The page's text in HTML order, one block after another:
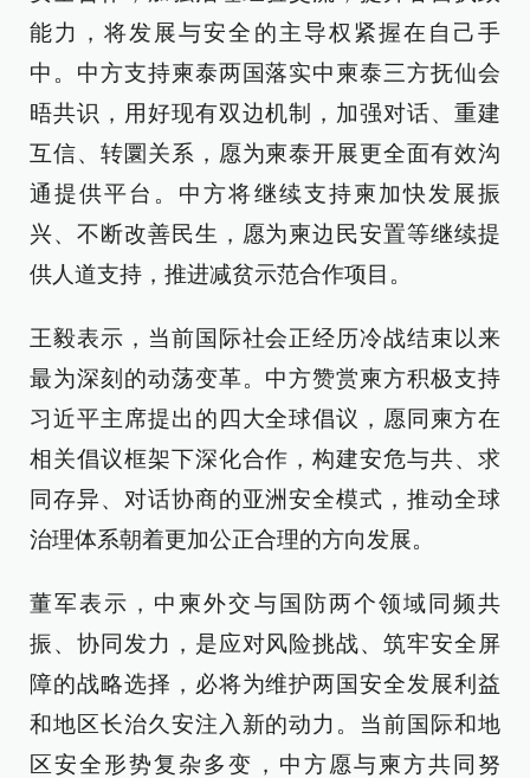
能力，将发展与安全的主导权紧握在自己手
中。中方支持柬泰两国落实中柬泰三方抚仙会
晤共识，用好现有双边机制，加强对话、重建
互信、转圜关系，愿为柬泰开展更全面有效沟
通提供平台。中方将继续支持柬加快发展振
兴、不断改善民生，愿为柬边民安置等继续提
供人道支持，推进减贫示范合作项目。
王毅表示，当前国际社会正经历冷战结束以来
最为深刻的动荡变革。中方赞赏柬方积极支持
习近平主席提出的四大全球倡议，愿同柬方在
相关倡议框架下深化合作，构建安危与共、求
同存异、对话协商的亚洲安全模式，推动全球
治理体系朝着更加公正合理的方向发展。
董军表示，中柬外交与国防两个领域同频共
振、协同发力，是应对风险挑战、筑牢安全屏
障的战略选择，必将为维护两国安全发展利益
和地区长治久安注入新的动力。当前国际和地
区安全形势复杂多变，中方愿与柬方共同努